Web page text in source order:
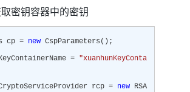
密钥容器中的密钥
cp = newCspParameters();
= "xuanhunKeyConta
rcp = newRSA